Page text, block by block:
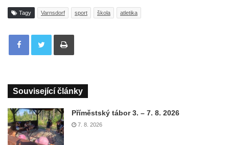
Tagy Varnsdorf sport škola atletika
Tisknout
Související články
Příměstský tábor 3. – 7. 8. 2026
7. 8. 2026